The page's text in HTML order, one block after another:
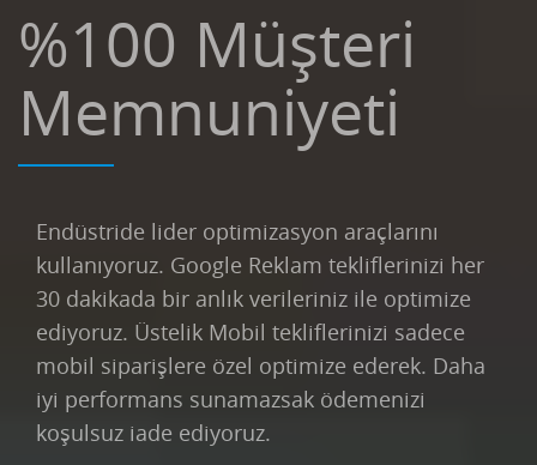
%100 Müşteri
Memnuniyeti
Endüstride lider optimizasyon araçlarını
kullanıyoruz. Google Reklam tekliflerinizi her
30 dakikada bir anlık verileriniz ile optimize
ediyoruz. Üstelik Mobil tekliflerinizi sadece
mobil siparişlere özel optimize ederek. Daha
iyi performans sunamazsak ödemenizi
koşulsuz iade ediyoruz.